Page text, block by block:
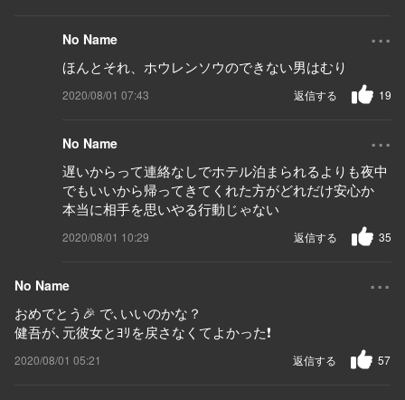
No Name ...
ほんとそれ、ホウレンソウのできない男はむり
2020/08/01 07:43 19
返信する
No Name ...
遅いからって連絡なしでホテル泊まられるよりも夜中
でもいいから帰ってきてくれた方がどれだけ安心か
本当に相手を思いやる行動じゃない
2020/08/01 10:29 35
返信する
No Name ...
おめでとう🎉 で､いいのかな？
健吾が､元彼女とﾖﾘを戻さなくてよかった❗
2020/08/01 05:21 57
返信する